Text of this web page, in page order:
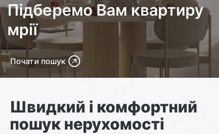
Підберемо Вам квартиру
мрії
Почати пошук
Швидкий і комфортний
пошук нерухомості